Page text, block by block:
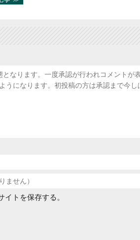
トを保存する。